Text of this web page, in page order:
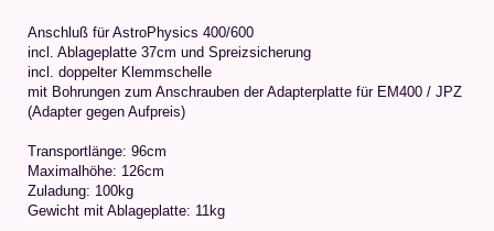
Anschluß für AstroPhysics 400/600
incl. Ablageplatte 37cm und Spreizsicherung
incl. doppelter Klemmschelle
mit Bohrungen zum Anschrauben der Adapterplatte für EM400 / JPZ
(Adapter gegen Aufpreis)
Transportlänge: 96cm
Maximalhöhe: 126cm
Zuladung: 100kg
Gewicht mit Ablageplatte: 11kg